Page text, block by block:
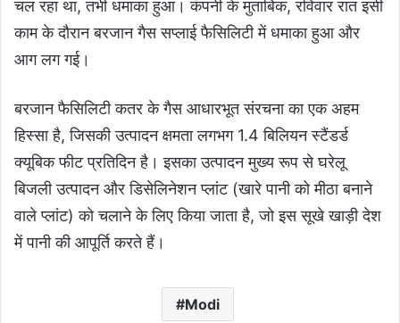
चल रहा था, तभी धमाका हुआ। कंपनी के मुताबिक, रविवार रात इसी
काम के दौरान बरजान गैस सप्लाई फैसिलिटी में धमाका हुआ और
आग लग गई।
बरजान फैसिलिटी कतर के गैस आधारभूत संरचना का एक अहम
हिस्सा है, जिसकी उत्पादन क्षमता लगभग 1.4 बिलियन स्टैंडर्ड
क्यूबिक फीट प्रतिदिन है। इसका उत्पादन मुख्य रूप से घरेलू
बिजली उत्पादन और डिसेलिनेशन प्लांट (खारे पानी को मीठा बनाने
वाले प्लांट) को चलाने के लिए किया जाता है, जो इस सूखे खाड़ी देश
में पानी की आपूर्ति करते हैं।
Modi